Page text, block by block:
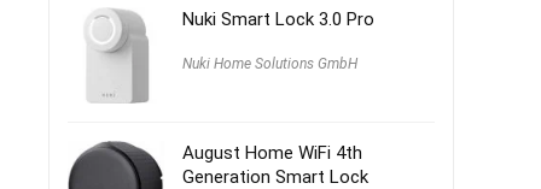
Nuki Smart Lock 3.0 Pro
Nuki Home Solutions GmbH
August Home WiFi 4th
Generation Smart Lock